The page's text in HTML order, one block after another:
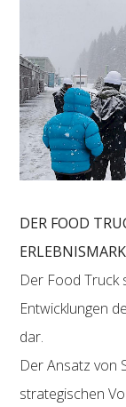
DER FOOD
Der Food Truck
Entwicklungen
dar.
Der Ansatz von
strategischen